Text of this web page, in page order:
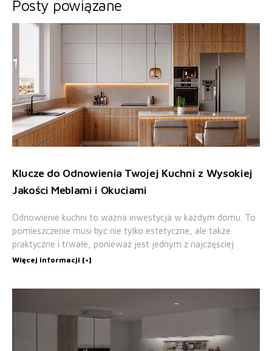
Posty powiązane
Klucze do Odnowienia Twojej Kuchni z Wysokiej
Jakości Meblami i Okuciami
Odnowienie kuchni to ważna inwestycja w każdym domu. To
pomieszczenie musi być nie tylko estetyczne, ale także
praktyczne i trwałe, ponieważ jest jednym z najczęściej
Więcej informacji [+]